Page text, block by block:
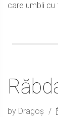
care umbli cu
by Dragoș